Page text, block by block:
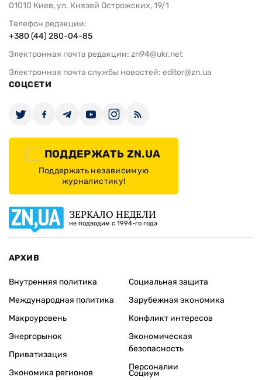
01010 Киев, ул. Князей Острожских, 19/1
Телефон редакции:
+380 (44) 280-04-85
Электронная почта редакции: zn94@ukr.net
Электронная почта службы новостей: editor@zn.ua
СОЦСЕТИ
ПОДДЕРЖАТЬ ZN.UA
Поддержать независимую
журналистику!
ЗЕРКАЛО НЕДЕЛИ
не подводим с 1994-го года
АРХИВ
Внутренняя политика
Международная политика
Макроуровень
Энергорынок
Приватизация
Экономика регионов
Социальная защита
Зарубежная экономика
Конфликт интересов
Экономическая
безопасность
Персоналии
Социум